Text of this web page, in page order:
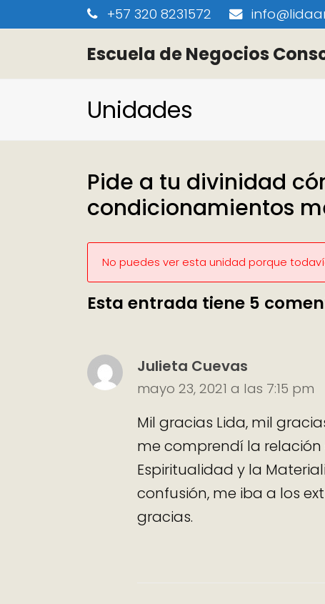
+57 320 8231572
Escuela de Negocios
Unidades
Pide a tu divinidad
condicionamientos
No puedes ver esta unidad porque
Esta entrada tiene 5
Julieta Cuevas
mayo 23, 2021 a las 7:15 pm
Mil gracias Lida, mil
me comprendí la
Espiritualidad y la
confusión, me iba a los
gracias.